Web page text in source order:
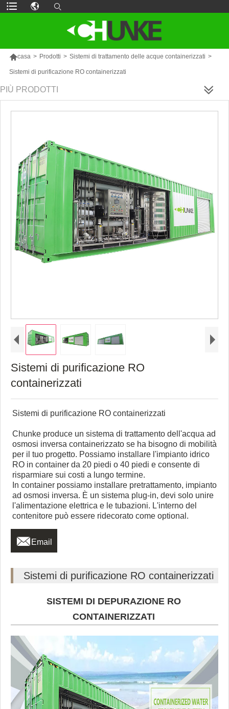
casa > Prodotti > Sistemi di trattamento delle acque containerizzati >
Sistemi di purificazione RO containerizzati
PIÙ PRODOTTI
Sistemi di purificazione RO
containerizzati
Sistemi di purificazione RO containerizzati
Chunke produce un sistema di trattamento dell'acqua ad
osmosi inversa containerizzato se ha bisogno di mobilità
per il tuo progetto. Possiamo installare l'impianto idrico
RO in container da 20 piedi o 40 piedi e consente di
risparmiare sui costi a lungo termine.
In container possiamo installare pretrattamento, impianto
ad osmosi inversa. È un sistema plug-in, devi solo unire
l'alimentazione elettrica e le tubazioni. L'interno del
contenitore può essere ridecorato come optional.
 Email
Sistemi di purificazione RO containerizzati
SISTEMI DI DEPURAZIONE RO
CONTAINERIZZATI